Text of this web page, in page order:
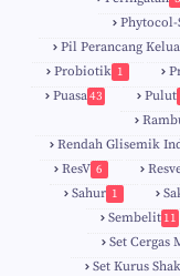
Phytocol-
Pil Perancang
Probiotik 1
Puasa43 Pulut
Rendah Glisemik
ResV 6
Sahur 1
Sembelit 11
Set Cergas
Set Kurus